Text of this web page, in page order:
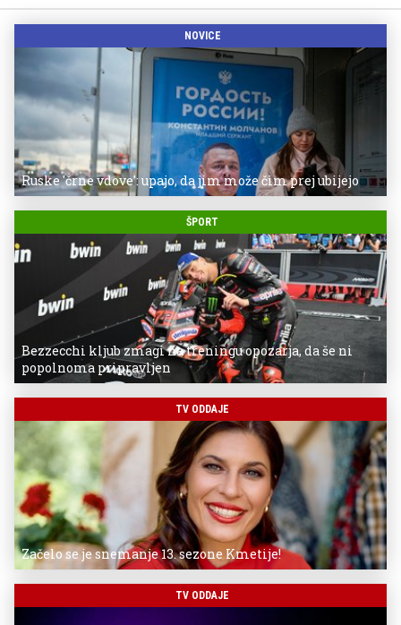
NOVICE
Ruske 'črne vdove': upajo, da jim može čim prej ubijejo
ŠPORT
Bezzecchi kljub zmagi na treningu opozarja, da še ni
popolnoma pripravljen
TV ODDAJE
Začelo se je snemanje 13. sezone Kmetije!
TV ODDAJE